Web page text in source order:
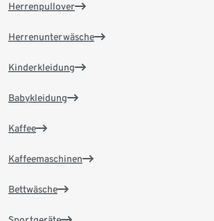
Herrenpullover
Herrenunterwäsche
Kinderkleidung
Babykleidung
Kaffee
Kaffeemaschinen
Bettwäsche